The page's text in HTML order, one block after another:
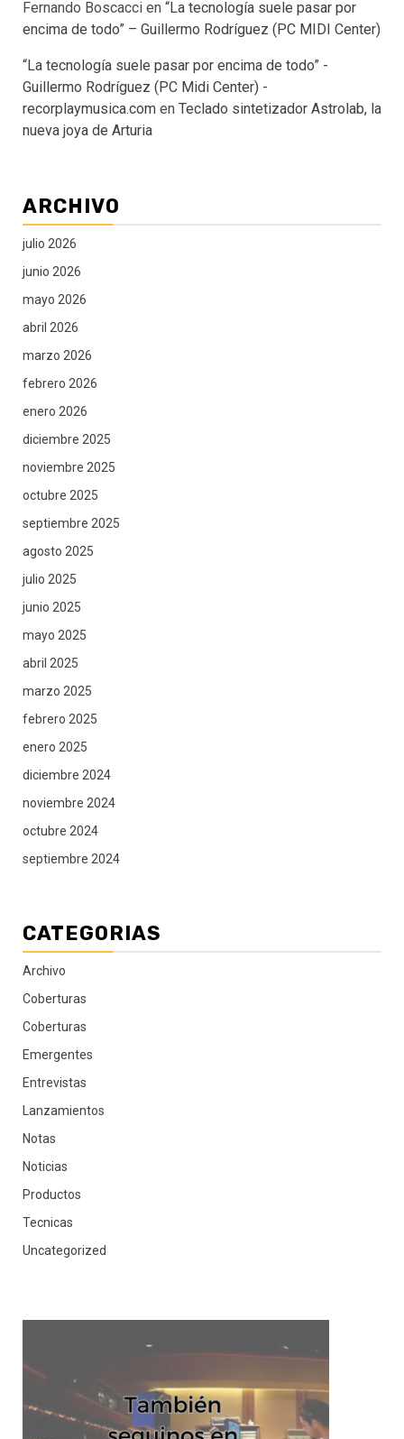
Fernando Boscacci en “La tecnología suele pasar por
encima de todo” – Guillermo Rodríguez (PC MIDI Center)
“La tecnología suele pasar por encima de todo” -
Guillermo Rodríguez (PC Midi Center) -
recorplaymusica.com en Teclado sintetizador Astrolab, la
nueva joya de Arturia
ARCHIVO
julio 2026
junio 2026
mayo 2026
abril 2026
marzo 2026
febrero 2026
enero 2026
diciembre 2025
noviembre 2025
octubre 2025
septiembre 2025
agosto 2025
julio 2025
junio 2025
mayo 2025
abril 2025
marzo 2025
febrero 2025
enero 2025
diciembre 2024
noviembre 2024
octubre 2024
septiembre 2024
CATEGORIAS
Archivo
Coberturas
Coberturas
Emergentes
Entrevistas
Lanzamientos
Notas
Noticias
Productos
Tecnicas
Uncategorized